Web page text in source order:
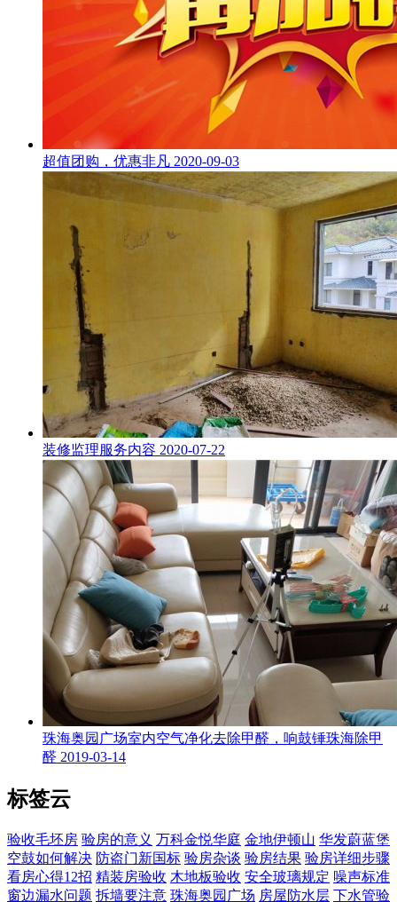
超值团购，优惠非凡 2020-09-03
装修监理服务内容 2020-07-22
珠海奥园广场室内空气净化去除甲醛，响鼓锤珠海除甲
醛 2019-03-14
标签云
验收毛坯房 验房的意义 万科金悦华庭 金地伊顿山 华发蔚蓝堡
空鼓如何解决 防盗门新国标 验房杂谈 验房结果 验房详细步骤
看房心得12招 精装房验收 木地板验收 安全玻璃规定 噪声标准
窗边漏水问题 拆墙要注意 珠海奥园广场 房屋防水层 下水管验